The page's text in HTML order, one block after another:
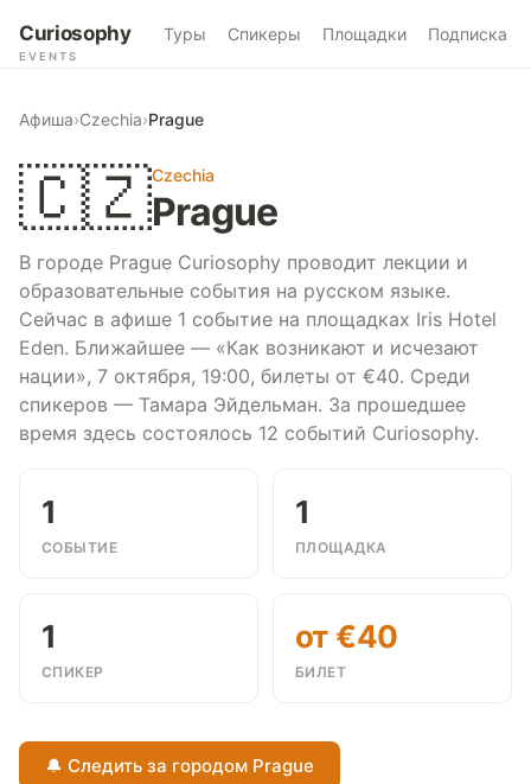
Curiosophy
EVENTS
Туры Спикеры Площадки Подписка
Афиша›Czechia›Prague
🇨🇿Czechia
Prague
В городе Prague Curiosophy проводит лекции и
образовательные события на русском языке.
Сейчас в афише 1 событие на площадках Iris Hotel
Eden. Ближайшее — «Как возникают и исчезают
нации», 7 октября, 19:00, билеты от €40. Среди
спикеров — Тамара Эйдельман. За прошедшее
время здесь состоялось 12 событий Curiosophy.
1
СОБЫТИЕ
1
ПЛОЩАДКА
1
СПИКЕР
от €40
БИЛЕТ
🔔 Следить за городом Prague